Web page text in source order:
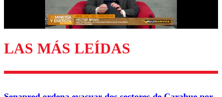
Enviar comentario
LAS MÁS LEÍDAS